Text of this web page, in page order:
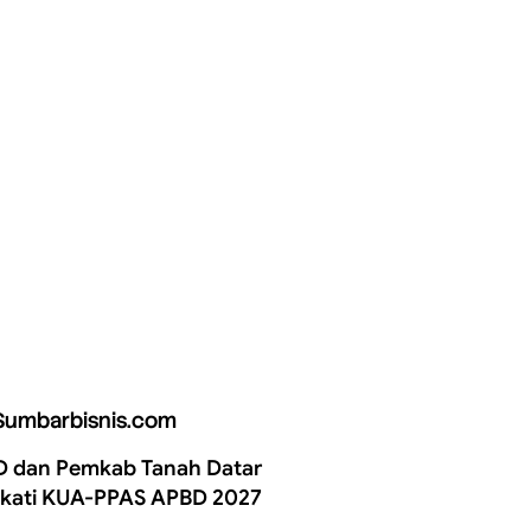
dan Pemkab Tanah Datar
KUA-PPAS APBD 2027